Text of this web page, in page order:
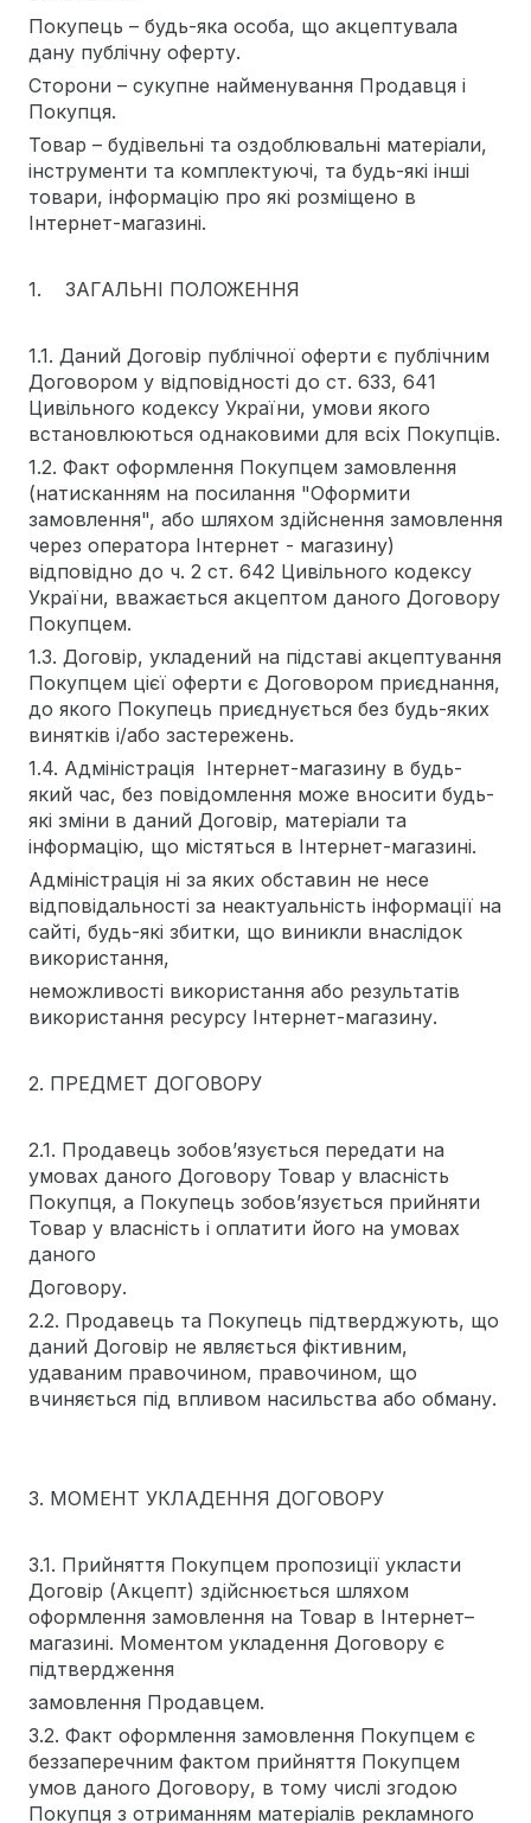
Покупець – будь-яка особа, що акцептувала
дану публічну оферту.
Сторони – сукупне найменування Продавця і
Покупця.
Товар – будівельні та оздоблювальні матеріали,
інструменти та комплектуючі, та будь-які інші
товари, інформацію про які розміщено в
Інтернет-магазині.
1. ЗАГАЛЬНІ ПОЛОЖЕННЯ
1.1. Даний Договір публічної оферти є публічним
Договором у відповідності до ст. 633, 641
Цивільного кодексу України, умови якого
встановлюються однаковими для всіх Покупців.
1.2. Факт оформлення Покупцем замовлення
(натисканням на посилання "Оформити
замовлення", або шляхом здійснення замовлення
через оператора Інтернет - магазину)
відповідно до ч. 2 ст. 642 Цивільного кодексу
України, вважається акцептом даного Договору
Покупцем.
1.3. Договір, укладений на підставі акцептування
Покупцем цієї оферти є Договором приєднання,
до якого Покупець приєднується без будь-яких
винятків і/або застережень.
1.4. Адміністрація Інтернет-магазину в будь-
який час, без повідомлення може вносити будь-
які зміни в даний Договір, матеріали та
інформацію, що містяться в Інтернет-магазині.
Адміністрація ні за яких обставин не несе
відповідальності за неактуальність інформації на
сайті, будь-які збитки, що виникли внаслідок
використання,
неможливості використання або результатів
використання ресурсу Інтернет-магазину.
2. ПРЕДМЕТ ДОГОВОРУ
2.1. Продавець зобов’язується передати на
умовах даного Договору Товар у власність
Покупця, а Покупець зобов’язується прийняти
Товар у власність і оплатити його на умовах
даного
Договору.
2.2. Продавець та Покупець підтверджують, що
даний Договір не являється фіктивним,
удаваним правочином, правочином, що
вчиняється під впливом насильства або обману.
3. МОМЕНТ УКЛАДЕННЯ ДОГОВОРУ
3.1. Прийняття Покупцем пропозиції укласти
Договір (Акцепт) здійснюється шляхом
оформлення замовлення на Товар в Інтернет–
магазині. Моментом укладення Договору є
підтвердження
замовлення Продавцем.
3.2. Факт оформлення замовлення Покупцем є
беззаперечним фактом прийняття Покупцем
умов даного Договору, в тому числі згодою
Покупця з отриманням матеріалів рекламного